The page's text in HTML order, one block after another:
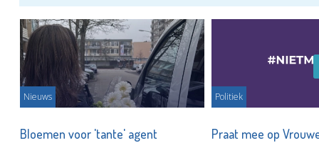
Nieuws
Bloemen voor 'tante' agent
Politiek
Praat mee op